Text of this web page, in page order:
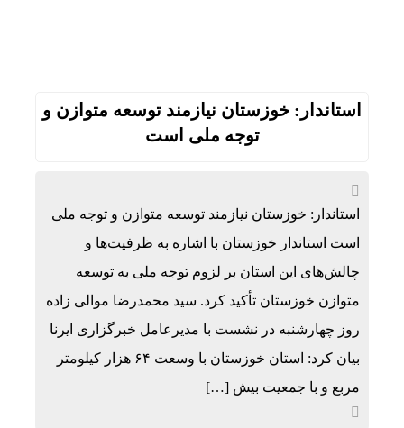
استاندار: خوزستان نیازمند توسعه متوازن و
توجه ملی است
استاندار: خوزستان نیازمند توسعه متوازن و توجه ملی
است استاندار خوزستان با اشاره به ظرفیت‌ها و
چالش‌های این استان بر لزوم توجه ملی به توسعه
متوازن خوزستان تأکید کرد. سید محمدرضا موالی زاده
روز چهارشنبه در نشست با مدیرعامل خبرگزاری ایرنا
بیان کرد: استان خوزستان با وسعت ۶۴ هزار کیلومتر
مربع و با جمعیت بیش […]